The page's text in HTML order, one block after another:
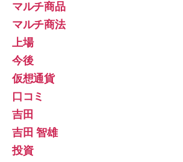
マルチ商品
マルチ商法
上場
今後
仮想通貨
口コミ
吉田
吉田 智雄
投資